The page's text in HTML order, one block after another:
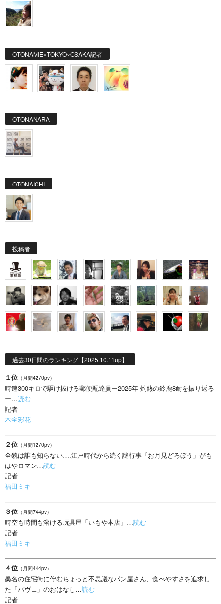
OTONAMIE×TOKYO×OSAKA記者
OTONANARA
OTONAICHI
投稿者
過去30日間のランキング【2025.10.11up】
１位 （月間4270pv）
時速300キロで駆け抜ける郵便配達員ー2025年 灼熱の鈴鹿8耐を振り返る
ー…読む
記者
木全彩花
２位 （月間1270pv）
全貌は誰も知らない….江戸時代から続く謎行事「お月見どろぼう」がも
はやロマン…読む
記者
福田ミキ
３位 （月間744pv）
時空も時間も溶ける玩具屋「いもや本店」…読む
記者
福田ミキ
４位 （月間444pv）
桑名の住宅街に佇むちょっと不思議なパン屋さん、食べやすさを追求し
た「パヴェ」のおはなし…読む
記者